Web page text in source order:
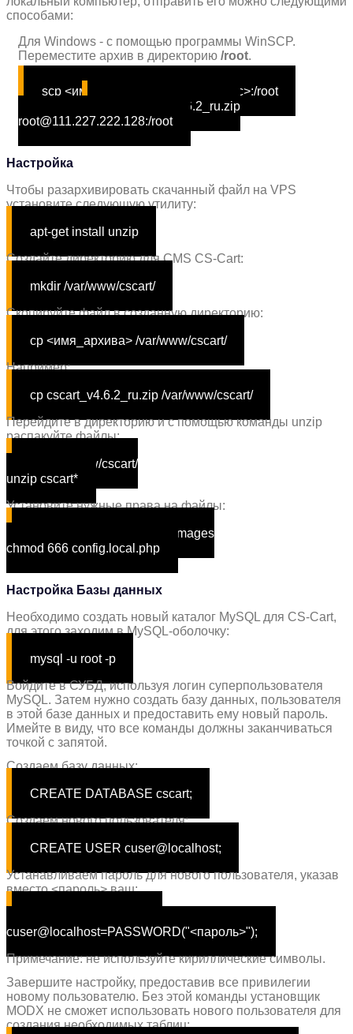
способами:
Для Windows - с помощью программы WinSCP.
Переместите архив в директорию /root.
scp <имя_архива> root@<ip-адрес>:/root
scp cscart_v4.6.2_ru.zip
root@111.227.222.128:/root
Настройка
Чтобы разархивировать скачанный файл на VPS
установите следующую утилиту:
apt-get install unzip
Создайте директорию для CMS CS-Cart:
mkdir /var/www/cscart/
Скопируйте файл в созданную директорию:
cp <имя_архива> /var/www/cscart/
Например:
cp cscart_v4.6.2_ru.zip /var/www/cscart/
Перейдите в директорию и с помощью команды unzip
распакуйте файлы:
/var/www/cscart/
unzip cscart*
Установите нужные права на файлы:
chmod -R 777 var design images
chmod 666 config.local.php
Настройка Базы данных
Необходимо создать новый каталог MySQL для CS-Cart,
для этого заходим в MySQL-оболочку:
mysql -u root -p
Войдите в СУБД, используя логин суперпользователя
MySQL. Затем нужно создать базу данных, пользователя
в этой базе данных и предоставить ему новый пароль.
Имейте в виду, что все команды должны заканчиваться
точкой с запятой.
Создаем базу данных:
CREATE DATABASE cscart;
Создаем нового пользователя:
CREATE USER cuser@localhost;
Устанавливаем пароль для нового пользователя, указав
вместо <пароль> ваш:
cuser@localhost=PASSWORD("<пароль>");
Примечание: не используйте кириллические символы.
Завершите настройку, предоставив все привилегии
новому пользователю. Без этой команды установщик
MODX не сможет использовать нового пользователя для
создания необходимых таблиц: